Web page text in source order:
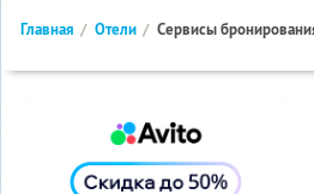
Главная Отели Сервисы